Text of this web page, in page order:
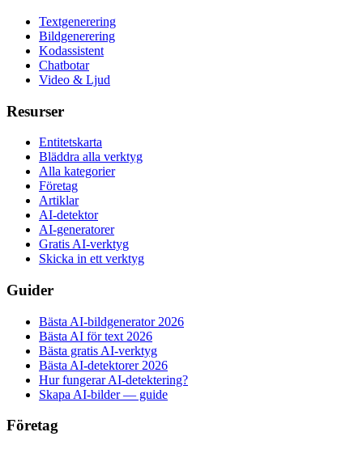
Textgenerering
Bildgenerering
Kodassistent
Chatbotar
Video & Ljud
Resurser
Entitetskarta
Bläddra alla verktyg
Alla kategorier
Företag
Artiklar
AI-detektor
AI-generatorer
Gratis AI-verktyg
Skicka in ett verktyg
Guider
Bästa AI-bildgenerator 2026
Bästa AI för text 2026
Bästa gratis AI-verktyg
Bästa AI-detektorer 2026
Hur fungerar AI-detektering?
Skapa AI-bilder — guide
Företag